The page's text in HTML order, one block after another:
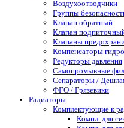
Воздухоотводчики
Группы
Клапан обратный
Клапан
Клапаны
Компенсаторы
Редукторы давления
Самопромывные
Сепараторы /
ФГО / Грязевики
Радиаторы
Комплектующие к
Компл. для